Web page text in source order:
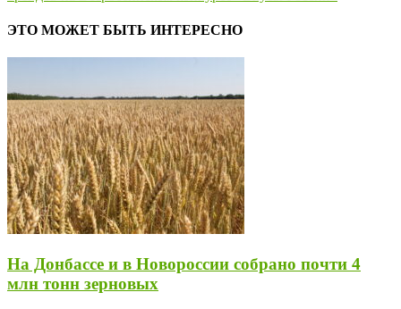
ЭТО МОЖЕТ БЫТЬ ИНТЕРЕСНО
На Донбассе и в Новороссии собрано почти 4
млн тонн зерновых